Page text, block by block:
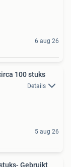
6 aug 26
100 stuks
Details
5 aug 26
Gebruikt